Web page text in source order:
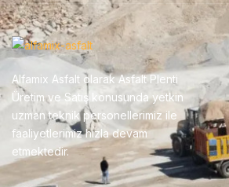
Alfamix Asfalt olarak Asfalt Plenti
Üretim ve Satış konusunda yetkin
uzman teknik personellerimiz ile
faaliyetlerimiz hızla devam
etmektedir.